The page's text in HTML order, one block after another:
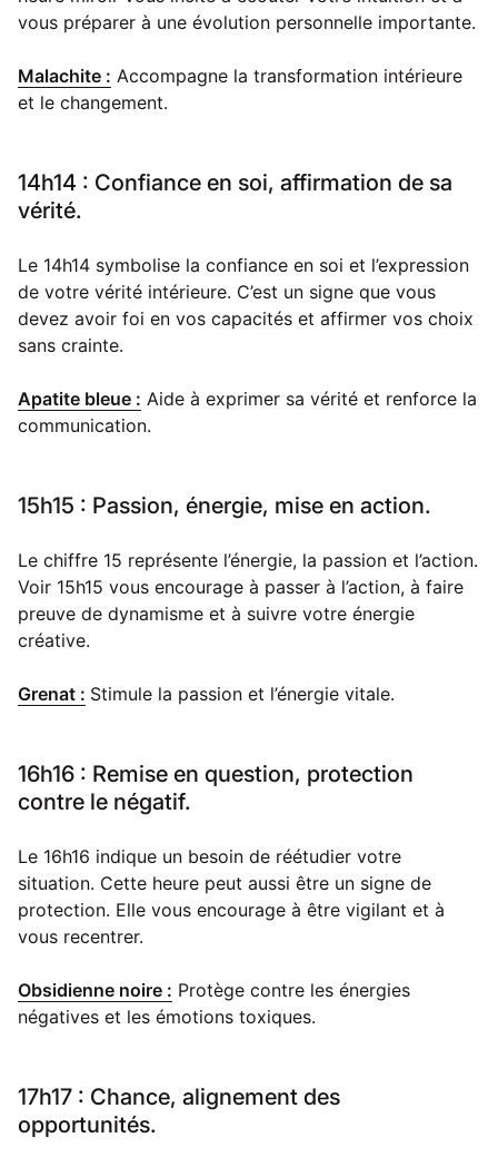
vous préparer à une évolution personnelle importante.
Malachite : Accompagne la transformation intérieure
et le changement.
14h14 : Confiance en soi, affirmation de sa
vérité.
Le 14h14 symbolise la confiance en soi et l’expression
de votre vérité intérieure. C’est un signe que vous
devez avoir foi en vos capacités et affirmer vos choix
sans crainte.
Apatite bleue : Aide à exprimer sa vérité et renforce la
communication.
15h15 : Passion, énergie, mise en action.
Le chiffre 15 représente l’énergie, la passion et l’action.
Voir 15h15 vous encourage à passer à l’action, à faire
preuve de dynamisme et à suivre votre énergie
créative.
Grenat : Stimule la passion et l’énergie vitale.
16h16 : Remise en question, protection
contre le négatif.
Le 16h16 indique un besoin de réétudier votre
situation. Cette heure peut aussi être un signe de
protection. Elle vous encourage à être vigilant et à
vous recentrer.
Obsidienne noire : Protège contre les énergies
négatives et les émotions toxiques.
17h17 : Chance, alignement des
opportunités.